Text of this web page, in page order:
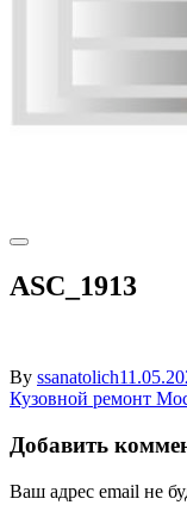
ASC_1913
By ssanatolich
Навигация
по
записям
Кузовной ремонт
Добавить
Ваш адрес email не